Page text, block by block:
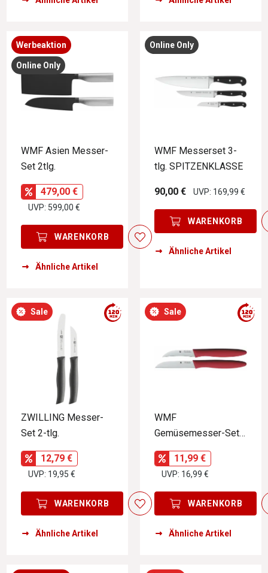
Werbeaktion
Online Only
WMF Asien Messer-
Set 2tlg.
479,00 €
UVP: 599,00 €
WARENKORB
Ähnliche Artikel
Online Only
WMF Messerset 3-
tlg. SPITZENKLASSE
90,00 € UVP: 169,99 €
WARENKORB
Ähnliche Artikel
Sale
ZWILLING Messer-
Set 2-tlg.
12,79 €
UVP: 19,95 €
WARENKORB
Ähnliche Artikel
Sale
WMF
Gemüsemesser-Set
2tlg.
11,99 €
UVP: 16,99 €
WARENKORB
Ähnliche Artikel